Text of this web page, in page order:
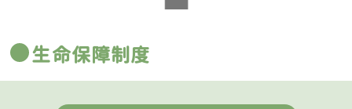
生命保障制度